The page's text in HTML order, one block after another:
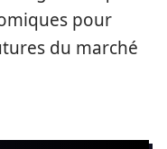
pour
du marché